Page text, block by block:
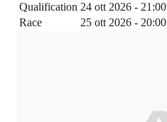
Qualification 24 ott 2026 - 21:00
Race
25 ott 2026 - 20:00